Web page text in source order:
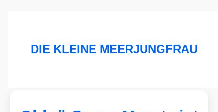
DIE KLEINE MEERJUNGFRAU